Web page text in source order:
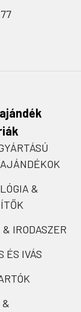
&
& IRODASZER
ÉS IVÁS
&